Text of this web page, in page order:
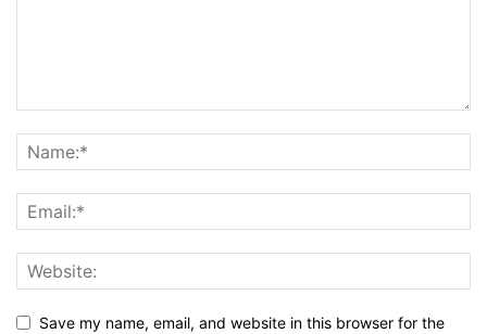
Save my name, email, and website in this browser for the